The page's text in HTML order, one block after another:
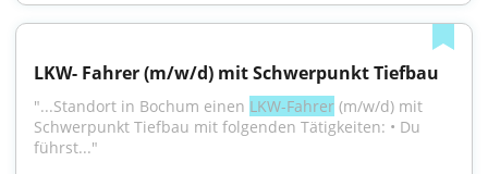
LKW- Fahrer (m/w/d) mit Schwerpunkt Tiefbau
"...Standort in Bochum einen LKW-Fahrer (m/w/d) mit
Schwerpunkt Tiefbau mit folgenden Tätigkeiten: • Du
führst..."